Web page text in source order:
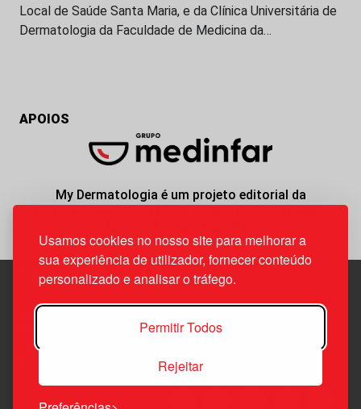
Usamos cookies no nosso site para melhorar a
sua experiência de utilizador, fornecer conteúdo
personalizado e analisar o tráfego.
Permitir Todos
Rejeitar
Local de Saúde Santa Maria, e da Clínica Universitária de
Dermatologia da Faculdade de Medicina da…
APOIOS
My Dermatologia é um projeto editorial da
responsabilidade da News Farma, possível com o
Edif. Lisboa Oriente | Av. Infante D. Henrique, n.º 333H, esc.
1800-282 Lisboa | Portugal